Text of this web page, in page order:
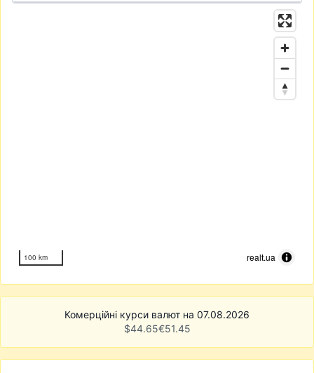
100 km realt.ua
Комерційні курси валют на 07.08.2026
$44.65€51.45